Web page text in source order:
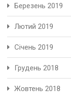
Березень 2019
Лютий 2019
Січень 2019
Грудень 2018
Жовтень 2018